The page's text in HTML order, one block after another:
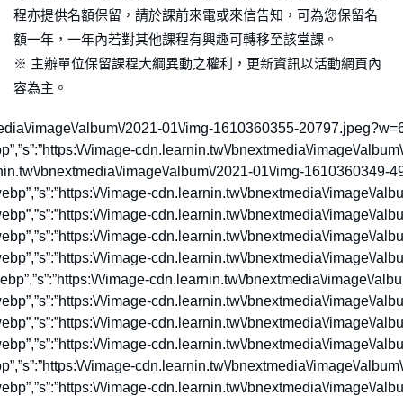
程亦提供名額保留，請於課前來電或來信告知，可為您保留名
額一年，一年內若對其他課程有興趣可轉移至該堂課。
※ 主辦單位保留課程大綱異動之權利，更新資訊以活動網頁內
容為主。
71185.jpeg?w=600&output=webp”,”m”:”https:\/\/image-cdn.learnin.tw\/bnextmedia\/image\/album\/2021-01\/img-1610360433-71185.jpeg?w=900&output=webp”,”l”:”https:\/\/image-cdn.learnin.tw\/bnextmedia\/image\/album\/2021-01\/img-1610360433-71185.jpeg?w=1200&output=webp”},”title”:”\u98a8\u683c\u7d93\u6fdf\u5b78\u9662\uff3f\u8ab2\u7a0b\u7167\u7247″},{“src”:{“o”:”https:\/\/image-cdn.learnin.tw\/bnextmedia\/image\/album\/2021-01\/img-1610360398-14775.jpeg?w=2000&output=webp”,”xs”:”https:\/\/image-cdn.learnin.tw\/bnextmedia\/image\/album\/2021-01\/img-1610360398-14775.jpeg?w=100&output=webp”,”s”:”https:\/\/image-cdn.learnin.tw\/bnextmedia\/image\/album\/2021-01\/img-1610360398-